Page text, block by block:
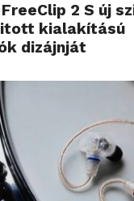
FreeClip 2 S új
kialakítású
dizájnját